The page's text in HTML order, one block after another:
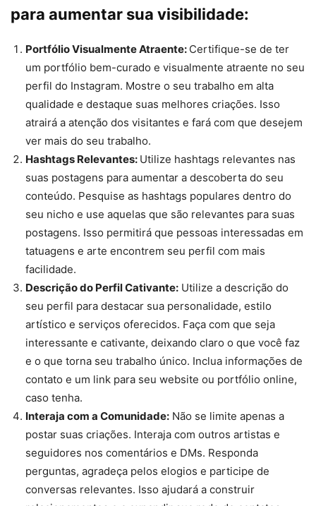
para aumentar sua visibilidade:
Portfólio Visualmente Atraente: Certifique-se de ter
um portfólio bem-curado e visualmente atraente no seu
perfil do Instagram. Mostre o seu trabalho em alta
qualidade e destaque suas melhores criações. Isso
atrairá a atenção dos visitantes e fará com que desejem
ver mais do seu trabalho.
Hashtags Relevantes: Utilize hashtags relevantes nas
suas postagens para aumentar a descoberta do seu
conteúdo. Pesquise as hashtags populares dentro do
seu nicho e use aquelas que são relevantes para suas
postagens. Isso permitirá que pessoas interessadas em
tatuagens e arte encontrem seu perfil com mais
facilidade.
Descrição do Perfil Cativante: Utilize a descrição do
seu perfil para destacar sua personalidade, estilo
artístico e serviços oferecidos. Faça com que seja
interessante e cativante, deixando claro o que você faz
e o que torna seu trabalho único. Inclua informações de
contato e um link para seu website ou portfólio online,
caso tenha.
Interaja com a Comunidade: Não se limite apenas a
postar suas criações. Interaja com outros artistas e
seguidores nos comentários e DMs. Responda
perguntas, agradeça pelos elogios e participe de
conversas relevantes. Isso ajudará a construir